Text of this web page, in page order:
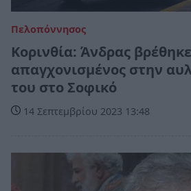
Πελοπόννησος
Κορινθία: Άνδρας βρέθηκε
απαγχονισμένος στην
του στο Σοφικό
14 Σεπτεμβρίου 2023 13:48